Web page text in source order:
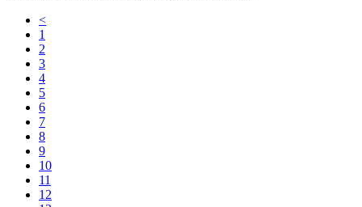
<
1
2
3
4
5
6
7
8
9
10
11
12